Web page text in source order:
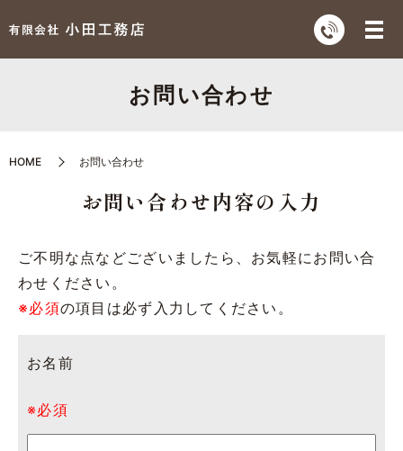
お問い合わせ
HOME お問い合わせ
お問い合わせ内容の入力
ご不明な点などございましたら、お気軽にお問い合
わせください。
※必須の項目は必ず入力してください。
お名前
※必須